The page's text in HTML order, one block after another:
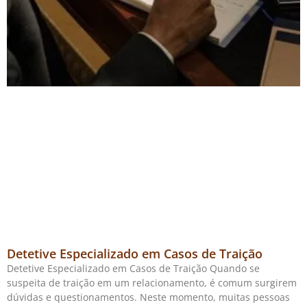
Detetive Especializado em Casos de Traição
Detetive Especializado em Casos de Traição Quando se
suspeita de traição em um relacionamento, é comum surgirem
dúvidas e questionamentos. Neste momento, muitas pessoas